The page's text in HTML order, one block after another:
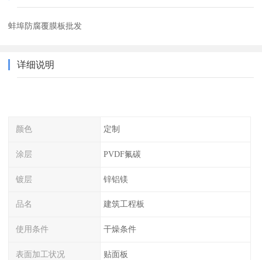
蚌埠防腐覆膜板批发
详细说明
颜色 定制
涂层 PVDF氟碳
镀层 锌铝镁
品名 建筑工程板
使用条件 干燥条件
表面加工状况 贴面板